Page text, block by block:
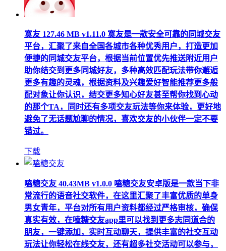
寞友 127.46 MB v1.11.0 寞友是一款安全可靠的同城交友
平台，汇聚了来自全国各城市各种优秀用户，打造更加
便捷的同城交友平台，根据当前位置优先推送附近用户
助你结交到更多同城好友，多种高效匹配玩法带你邂逅
更多有趣的灵魂，根据资料及兴趣爱好智能推荐更多般
配对象让你认识，结交更多知心好友甚至帮你找到心动
的那个TA，同时还有多项交友玩法等你来体验，更好地
避免了无话题尬聊的情况，喜欢交友的小伙伴一定不要
错过。
下载
嗑糖交友 40.43MB v1.0.0 嗑糖交友安卓版是一款当下非
常流行的语音社交软件，在这里汇聚了丰富优质的单身
男女青年，平台对所有用户资料都经过严格审核，确保
真实有效，在嗑糖交友app里可以找到更多志同道合的
朋友，一键添加，实时互动聊天，提供丰富的社交互动
玩法让你轻松在线交友，还有超多社交活动可以参与，